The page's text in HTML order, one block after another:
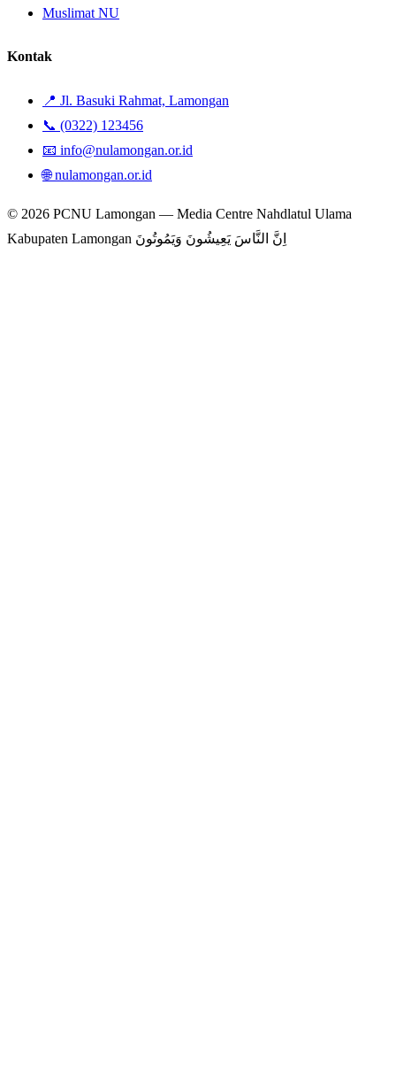
Muslimat NU
Kontak
📍 Jl. Basuki Rahmat, Lamongan
📞 (0322) 123456
📧 info@nulamongan.or.id
🌐 nulamongan.or.id
© 2026 PCNU Lamongan — Media Centre Nahdlatul Ulama
Kabupaten Lamongan اِنَّ النَّاسَ يَعِيشُونَ وَيَمُوتُونَ